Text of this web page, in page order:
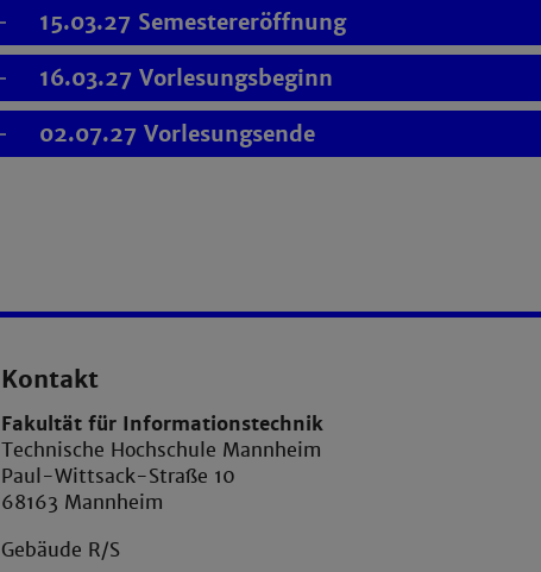
15.03.27 Semestereröffnung
16.03.27 Vorlesungsbeginn
02.07.27 Vorlesungsende
Kontakt
Fakultät für Informationstechnik
Technische Hochschule Mannheim
Paul-Wittsack-Straße 10
68163 Mannheim
Gebäude R/S